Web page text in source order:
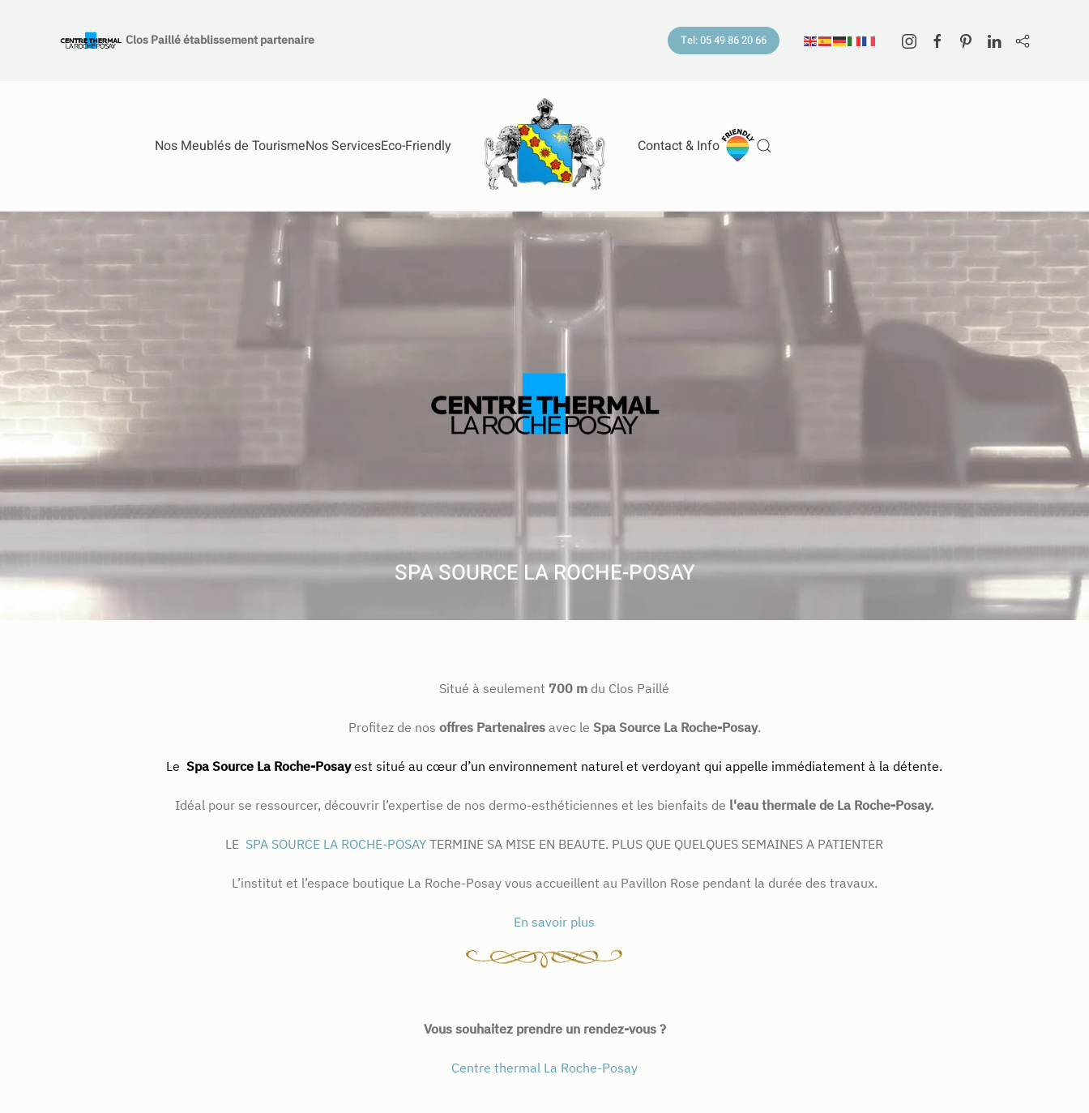
Accéder au contenu principalClos Paillé établissement partenaire Tel: 05 49 86 20 66
Nos Meublés de TourismeNos ServicesEco-Friendly Contact & Info
SPA SOURCE LA ROCHE-POSAY
Situé à seulement 700 m du Clos Paillé
Profitez de nos offres Partenairesavec le Spa Source La Roche-Posay.
Le Spa Source La Roche-Posayest situé au cœur d’un environnement naturel et verdoyant qui appelle immédiatement à la détente.
Idéal pour se ressourcer, découvrir l’expertise de nos dermo-esthéticiennes et les bienfaits de l'eau thermale de La Roche-Posay.
LE SPA SOURCE LA ROCHE-POSAY TERMINE SA MISE EN BEAUTE. PLUS QUE QUELQUES SEMAINES A PATIENTER
L’institut et l’espace boutique La Roche-Posay vous accueillent au Pavillon Rose pendant la durée des travaux.
En savoir plus
Vous souhaitez prendre un rendez-vous ?
Centre thermal La Roche-Posay